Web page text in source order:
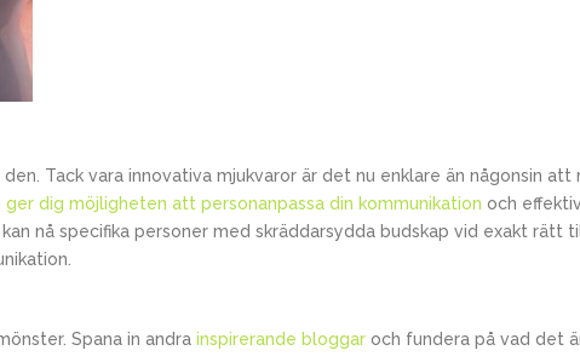
Tack vara innovativa mjukvaror är det nu enklare än någonsin
dig möjligheten att personanpassa din kommunikation och
nå specifika personer med skräddarsydda budskap vid exakt rätt
Spana in andra inspirerande bloggar och fundera på vad det